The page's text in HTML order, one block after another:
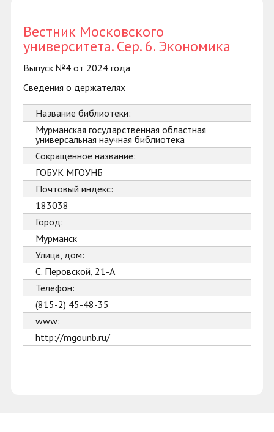
Вестник Московского
университета. Сер. 6. Экономика
Выпуск №4 от 2024 года
Сведения о держателях
Название библиотеки:
Мурманская государственная областная
универсальная научная библиотека
Сокращенное название:
ГОБУК МГОУНБ
Почтовый индекс:
183038
Город:
Мурманск
Улица, дом:
С. Перовской, 21-А
Телефон:
(815-2) 45-48-35
www:
http://mgounb.ru/